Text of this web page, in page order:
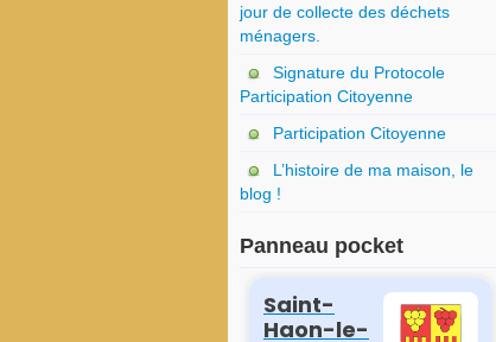
jour de collecte des déchets
ménagers.
Signature du Protocole
Participation Citoyenne
Participation Citoyenne
L’histoire de ma maison, le
blog !
Panneau pocket